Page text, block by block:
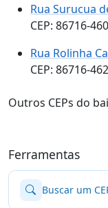
Rua Surucua
CEP: 86716-460
Rua Rolinha
CEP: 86716-462
Outros CEPs do
Ferramentas
Buscar um